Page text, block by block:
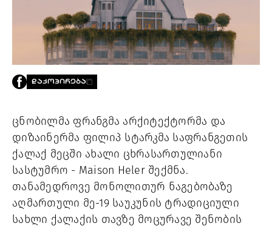
PROJECTS
LIBRARY
SHOP
ᲒᲐᲛᲝᲒᲕᲧᲔᲕᲘ
INFO@HAMMOCKMAGAZINE.GE
ᲩᲕᲔᲜ
ᲨᲔᲡᲐᲮᲔᲑ
STUDIO
ᲓᲐᲙᲝᲞᲘᲠᲔᲑᲐ
ცნობილმა ფრანგმა არქიტექტორმა და
დიზაინერმა ფილიპ სტარკმა საფრანგეთის
ქალაქ მეცში ახალი ცხრასართულიანი
სასტუმრო - Maison Heler შექმნა.
თანამედროვე მონოლითურ ნაგებობაზე
აღმართული მე-19 საუკუნის ტრადიციული
სახლი ქალაქის თავზე მოცურავე შენობის